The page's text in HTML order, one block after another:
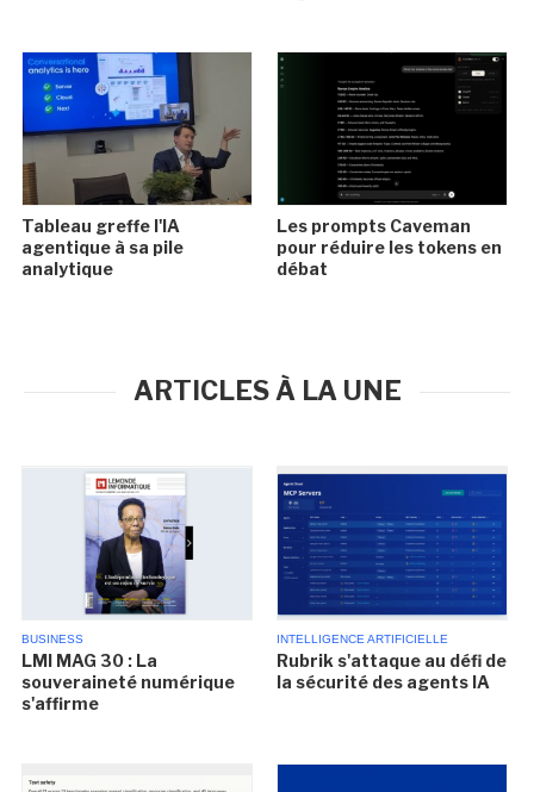
Tableau greffe l'IA
agentique à sa pile
analytique
Les prompts Caveman
pour réduire les tokens en
débat
ARTICLES À LA UNE
BUSINESS
LMI MAG 30 : La
souveraineté numérique
s'affirme
INTELLIGENCE ARTIFICIELLE
Rubrik s'attaque au défi de
la sécurité des agents IA